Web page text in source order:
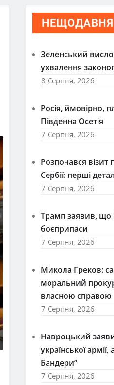
Зеленський
ухвалення
8 Серпня, 2026
Росія, ймовірно,
Південна Осетія
7 Серпня, 2026
Розпочався візит
Сербії: перші
7 Серпня, 2026
Трамп заявив, що
боєприпаси
7 Серпня, 2026
Микола Греков:
моральний
власною справою
7 Серпня, 2026
Навроцький
української
Бандери”
7 Серпня, 2026